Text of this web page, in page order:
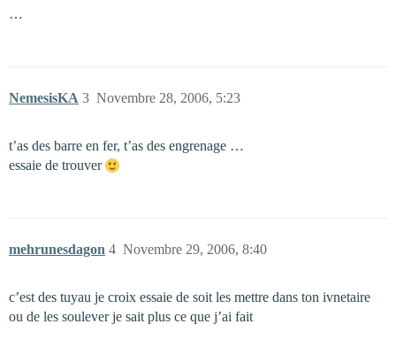
…
NemesisKA Novembre 28, 2006, 5:23
3
t’as des barre en fer, t’as des engrenage …
essaie de trouver
mehrunesdagon Novembre 29, 2006, 8:40
4
c’est des tuyau je croix essaie de soit les mettre dans ton ivnetaire
ou de les soulever je sait plus ce que j’ai fait